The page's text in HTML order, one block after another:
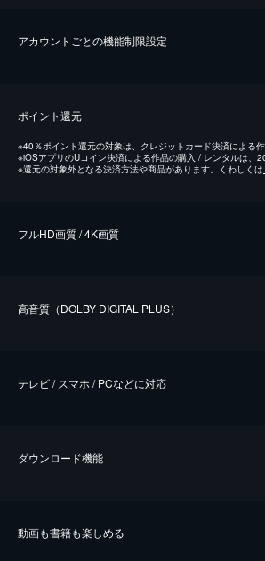
アカウントごとの機能制限設定
ポイント還元
※40％ポイント還元の対象は、クレジットカード決済による
※iOSアプリのUコイン決済による作品の購入 / レンタルは、
※還元の対象外となる決済方法や商品があります。くわしくは
フルHD画質 / 4K画質
⾼⾳質（DOLBY DIGITAL PLUS）
テレビ / スマホ / PCなどに対応
ダウンロード機能
動画も書籍も楽しめる